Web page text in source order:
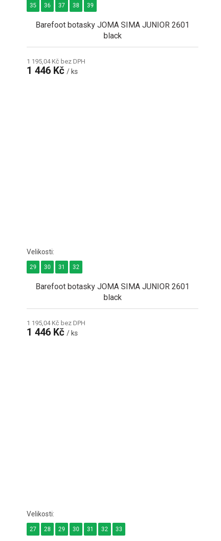
Barefoot botasky JOMA SIMA JUNIOR 2601
black
1 195,04 Kč bez DPH
1 446 Kč/ ks
35 36 37 38 39
Barefoot botasky JOMA SIMA JUNIOR 2601
black
1 195,04 Kč bez DPH
1 446 Kč/ ks
29 30 31 32
27 28 29 30 31 32 33